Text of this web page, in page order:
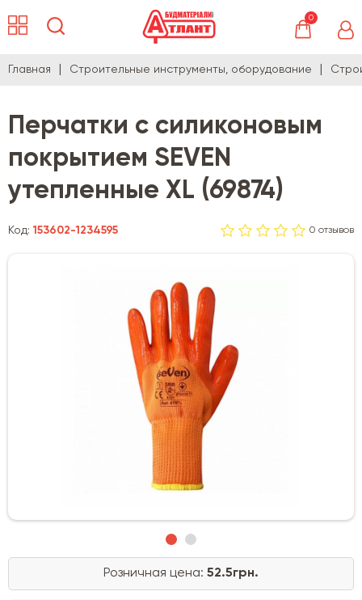
0
Главная Строительные инструменты, оборудование
Перчатки с силиконовым
покрытием SEVEN
утепленные XL (69874)
Код:153602-1234595 0 отзывов
Розничная цена: 52.5грн.